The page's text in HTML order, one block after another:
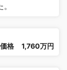
格 1,760万円